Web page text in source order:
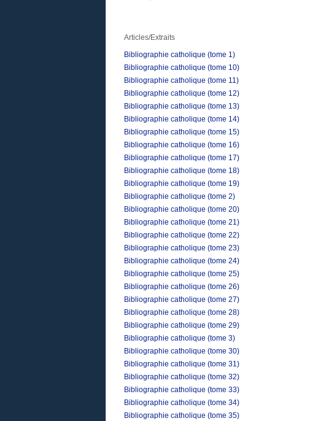
Articles/Extraits
Bibliographie catholique (tome 1)
Bibliographie catholique (tome 10)
Bibliographie catholique (tome 11)
Bibliographie catholique (tome 12)
Bibliographie catholique (tome 13)
Bibliographie catholique (tome 14)
Bibliographie catholique (tome 15)
Bibliographie catholique (tome 16)
Bibliographie catholique (tome 17)
Bibliographie catholique (tome 18)
Bibliographie catholique (tome 19)
Bibliographie catholique (tome 2)
Bibliographie catholique (tome 20)
Bibliographie catholique (tome 21)
Bibliographie catholique (tome 22)
Bibliographie catholique (tome 23)
Bibliographie catholique (tome 24)
Bibliographie catholique (tome 25)
Bibliographie catholique (tome 26)
Bibliographie catholique (tome 27)
Bibliographie catholique (tome 28)
Bibliographie catholique (tome 29)
Bibliographie catholique (tome 3)
Bibliographie catholique (tome 30)
Bibliographie catholique (tome 31)
Bibliographie catholique (tome 32)
Bibliographie catholique (tome 33)
Bibliographie catholique (tome 34)
Bibliographie catholique (tome 35)